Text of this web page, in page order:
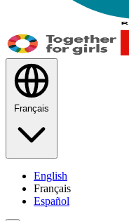
Français
English
Français
Español